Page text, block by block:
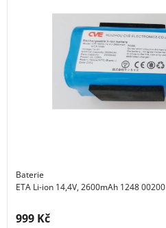
Baterie
ETA Li-ion 14,4V, 2600mAh 1248 00200
Cena s DPH:
999 Kč